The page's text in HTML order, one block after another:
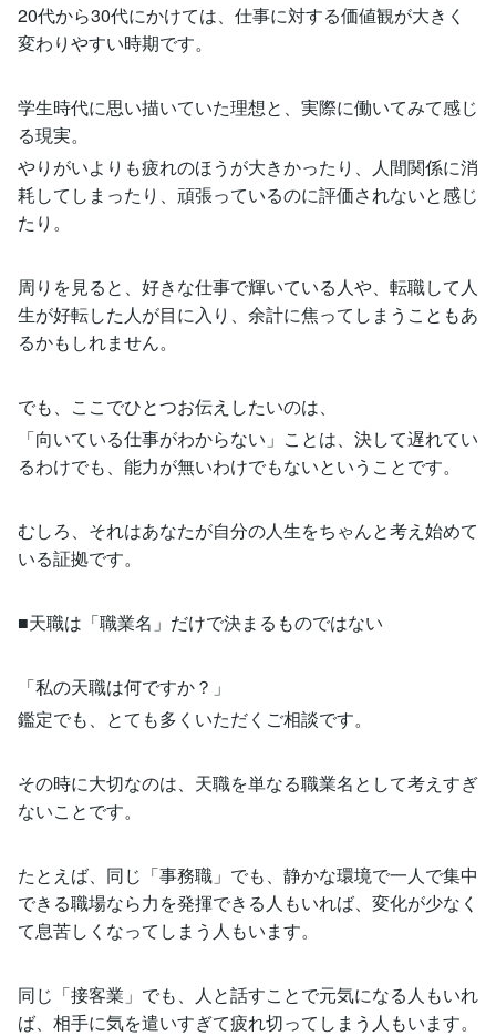
20代から30代にかけては、仕事に対する価値観が大きく
変わりやすい時期です。
学生時代に思い描いていた理想と、実際に働いてみて感じ
る現実。
やりがいよりも疲れのほうが大きかったり、人間関係に消
耗してしまったり、頑張っているのに評価されないと感じ
たり。
周りを見ると、好きな仕事で輝いている人や、転職して人
生が好転した人が目に入り、余計に焦ってしまうこともあ
るかもしれません。
でも、ここでひとつお伝えしたいのは、
「向いている仕事がわからない」ことは、決して遅れてい
るわけでも、能力が無いわけでもないということです。
むしろ、それはあなたが自分の人生をちゃんと考え始めて
いる証拠です。
■天職は「職業名」だけで決まるものではない
「私の天職は何ですか？」
鑑定でも、とても多くいただくご相談です。
その時に大切なのは、天職を単なる職業名として考えすぎ
ないことです。
たとえば、同じ「事務職」でも、静かな環境で一人で集中
できる職場なら力を発揮できる人もいれば、変化が少なく
て息苦しくなってしまう人もいます。
同じ「接客業」でも、人と話すことで元気になる人もいれ
ば、相手に気を遣いすぎて疲れ切ってしまう人もいます。